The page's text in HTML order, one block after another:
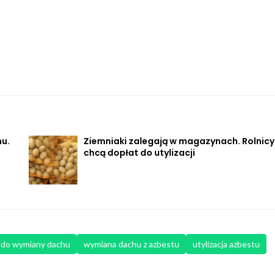
Ziemniaki zalegają w magazynach. Rolnicy
chcą dopłat do utylizacji
wymiany dachu wymiana dachu z azbestu
utylizacja azbestu